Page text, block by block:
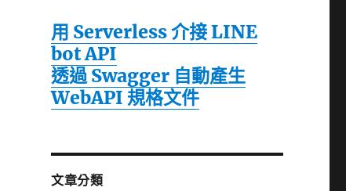
用 Serverless 介接 LINE
bot API
透過 Swagger 自動產生
WebAPI 規格文件
文章分類